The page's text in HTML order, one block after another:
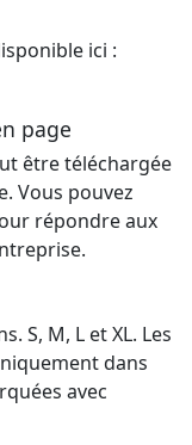
ici :
page
être téléchargée
Vous pouvez
répondre aux
S, M, L et XL. Les
dans
avec